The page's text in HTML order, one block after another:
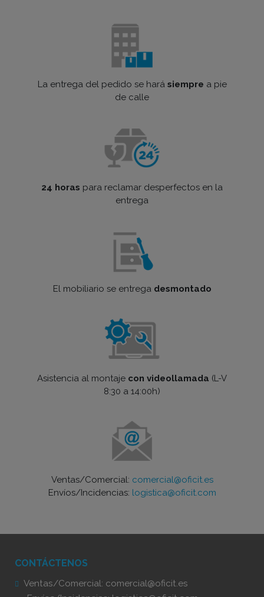
La entrega del pedido se hará siempre a pie
de calle
24 horas para reclamar desperfectos en la
entrega
El mobiliario se entrega desmontado
Asistencia al montaje con videollamada (L-V
8:30 a 14:00h)
Ventas/Comercial: comercial@oficit.es
Envíos/Incidencias: logistica@oficit.com
CONTÁCTENOS
Ventas/Comercial: comercial@oficit.es